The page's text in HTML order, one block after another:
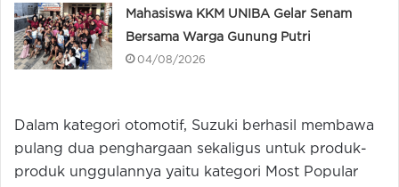
Mahasiswa KKM UNIBA Gelar Senam
Bersama Warga Gunung Putri
04/08/2026
Dalam kategori otomotif, Suzuki berhasil membawa
pulang dua penghargaan sekaligus untuk produk-
produk unggulannya yaitu kategori Most Popular